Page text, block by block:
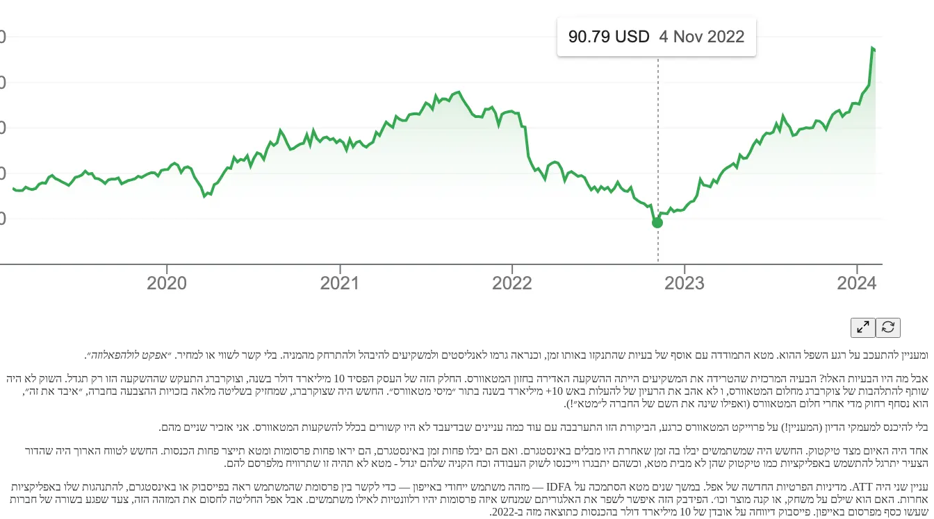
ומעניין להתעכב על רגע השפל ההוא. מטא התמודדה עם אוסף של בעיות שהתנקזו באותו זמן, וכנראה גרמו לאנליסטים ולמשקיעים להיבהל ולהתרחק מהמניה. בלי קשר לשווי או למחיר. ״אפקט לולהפאלוזה״.
אבל מה היו הבעיות האלו? הבעיה המרכזית שהטרידה את המשקיעים הייתה ההשקעה האדירה בחזון המטאוורס. החלק הזה של העסק הפסיד 10 מיליארד דולר בשנה, וצוקרברג התעקש שההשקעה הזו רק תגדל. השוק לא היה
שותף להתלהבות של צוקרברג מחלום המטאוורס, ו לא אהב את הרעיון של להעלות באש 10+ מיליארד בשנה בתור ״מיסי מטאוורס״. החשש היה שצוקרברג, שמחזיק בשליטה מלאה בזכויות ההצבעה בחברה, ״איבד את זה״,
הוא נסחף רחוק מדי אחרי חלום המטאוורס (ואפילו שינה את השם של החברה ל״מטא״!).
בלי להיכנס למעמקי הדיון (המעניין!) על פרוייקט המטאוורס כרגע, הביקורת הזו התערבבה עם עוד כמה עניינים שבדיעבד לא היו קשורים בכלל להשקעות המטאוורס. אני אזכיר שניים מהם.
אחד היה האיום מצד טיקטוק. החשש היה שמשתמשים יבלו בה זמן שאחרת היו מבלים באינסטגרם. ואם הם יבלו פחות זמן באינסטגרם, הם יראו פחות פרסומות ומטא תייצר פחות הכנסות. החשש לטווח הארוך היה שהדור
הצעיר יתרגל להתשמש באפליקציות כמו טיקטוק שהן לא מבית מטא, וכשהם יתבגרו וייכנסו לשוק העבודה וכח הקניה שלהם יגדל - מטא לא תהיה זו שתרוויח מלפרסם להם.
עניין שני היה ATT. מדיניות הפרטיות החדשה של אפל. במשך שנים מטא הסתמכה על IDFA — מזהה משתמש ייחודי באייפון — כדי לקשר בין פרסומת שהמשתמש ראה בפייסבוק או באינסטגרם, להתנהגות שלו באפליקציות
אחרות. האם הוא שילם על משחק, או קנה מוצר וכו׳. הפידבק הזה איפשר לשפר את האלגוריתם שמנחש איזה פרסומות יהיו רלוונטיות לאילו משתמשים. אבל אפל החליטה לחסום את המזהה הזה, צעד שפגע בשורה של חברות
שעשו כסף מפרסום באייפון. פייסבוק דיווחה על אובדן של 10 מיליארד דולר בהכנסות כתוצאה מזה ב-2022.